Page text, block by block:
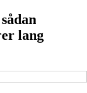
lang